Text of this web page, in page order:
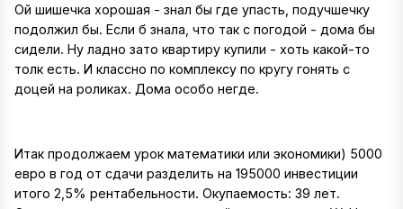
Ой шишечка хорошая - знал бы где упасть, подучшечку
подолжил бы. Если б знала, что так с погодой - дома бы
сидели. Ну ладно зато квартиру купили - хоть какой-то
толк есть. И классно по комплексу по кругу гонять с
доцей на роликах. Дома особо негде.
Итак продолжаем урок математики или экономики) 5000
евро в год от сдачи разделить на 195000 инвестиции
итого 2,5% рентабельности. Окупаемость: 39 лет.